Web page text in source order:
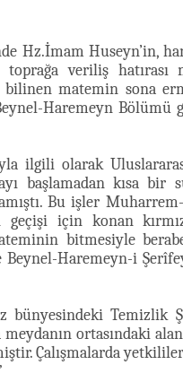
Hz.İmam Huseyn’in,
toprağa veriliş hatırası
matemin sona
Haremeyn
ilgili olarak
başlamadan kısa bir
Bu işler
için konan
bitmesiyle
Haremeyn-i
bünyesindeki Temizlik
ortasındaki
Çalışmalarda